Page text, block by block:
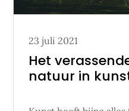
Posted
on
23 juli 2021
Het
natuur in